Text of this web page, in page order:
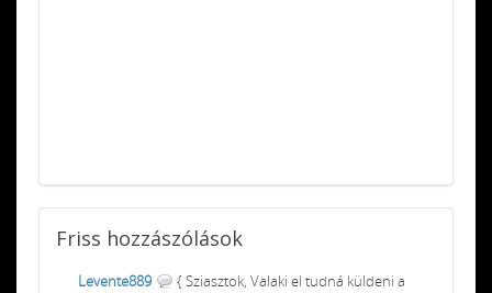
Friss hozzászólások
Levente889 { Sziasztok, Valaki el tudná küldeni a